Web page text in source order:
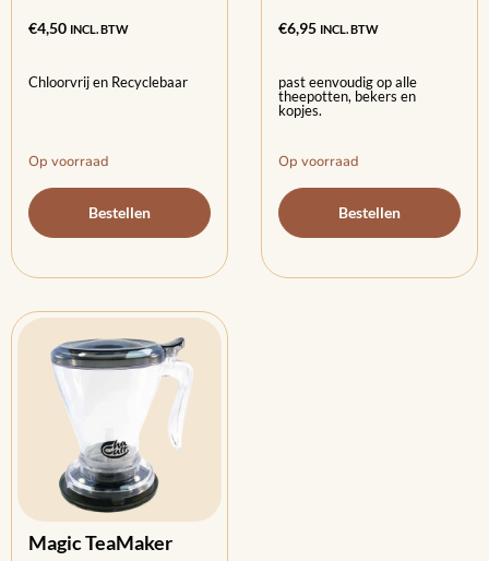
€4,50 INCL. BTW
Chloorvrij en Recyclebaar
Op voorraad
Bestellen
€6,95 INCL. BTW
past eenvoudig op alle
theepotten, bekers en
kopjes.
Op voorraad
Bestellen
Magic TeaMaker